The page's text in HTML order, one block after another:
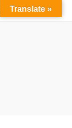
Translate »